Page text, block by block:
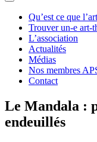
Qu’est ce que
Trouver un-e art-
L’association
Actualités
Médias
Nos membres
Contact
Le Mandala :
endeuillés